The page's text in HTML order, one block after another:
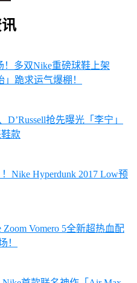
多双Nike重磅球鞋上架
跪求运气爆棚！
抢先曝光「李宁」
款
Nike Hyperdunk 2017 Low预
Vomero 5全新超热血配
！